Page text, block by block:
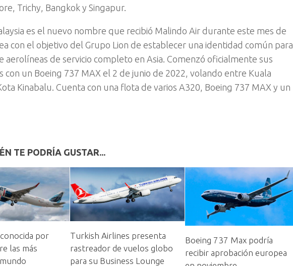
Trichy, Bangkok y Singapur.
es el nuevo nombre que recibió Malindo Air durante este mes de
con el objetivo del Grupo Lion de establecer una identidad común para
aerolíneas de servicio completo en Asia. Comenzó oficialmente sus
con un Boeing 737 MAX el 2 de junio de 2022, volando entre Kuala
Kinabalu. Cuenta con una flota de varios A320, Boeing 737 MAX y un
TE PODRÍA GUSTAR...
por
las más
Turkish Airlines presenta
rastreador de vuelos globo
para su Business Lounge
Boeing 737 Max podría
recibir aprobación europea